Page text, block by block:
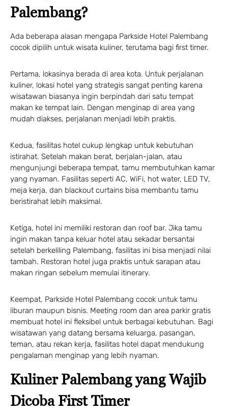
Palembang?
Ada beberapa alasan mengapa Parkside Hotel Palembang
cocok dipilih untuk wisata kuliner, terutama bagi first timer.
Pertama, lokasinya berada di area kota. Untuk perjalanan
kuliner, lokasi hotel yang strategis sangat penting karena
wisatawan biasanya ingin berpindah dari satu tempat
makan ke tempat lain. Dengan menginap di area yang
mudah diakses, perjalanan menjadi lebih praktis.
Kedua, fasilitas hotel cukup lengkap untuk kebutuhan
istirahat. Setelah makan berat, berjalan-jalan, atau
mengunjungi beberapa tempat, tamu membutuhkan kamar
yang nyaman. Fasilitas seperti AC, WiFi, hot water, LED TV,
meja kerja, dan blackout curtains bisa membantu tamu
beristirahat lebih maksimal.
Ketiga, hotel ini memiliki restoran dan roof bar. Jika tamu
ingin makan tanpa keluar hotel atau sekadar bersantai
setelah berkeliling Palembang, fasilitas ini bisa menjadi nilai
tambah. Restoran hotel juga praktis untuk sarapan atau
makan ringan sebelum memulai itinerary.
Keempat, Parkside Hotel Palembang cocok untuk tamu
liburan maupun bisnis. Meeting room dan area parkir gratis
membuat hotel ini fleksibel untuk berbagai kebutuhan. Bagi
wisatawan yang datang bersama keluarga, pasangan,
teman, atau rekan kerja, fasilitas hotel dapat mendukung
pengalaman menginap yang lebih nyaman.
Kuliner Palembang yang Wajib
Dicoba First Timer